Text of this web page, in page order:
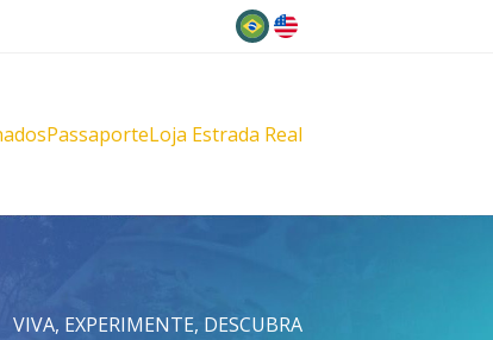
PassaporteLoja Estrada Real
VIVA, EXPERIMENTE, DESCUBRA